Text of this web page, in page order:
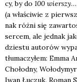
cy, by do 100 wier­szy…
(a wła­ści­wie z
nak róż­ni się
ser­cem, ale jed­nak
dzie­stu auto­rów
tłu­ma­czy­łem: Emma
Cho­łod­ny,
Iwan Łuczuk, Roman